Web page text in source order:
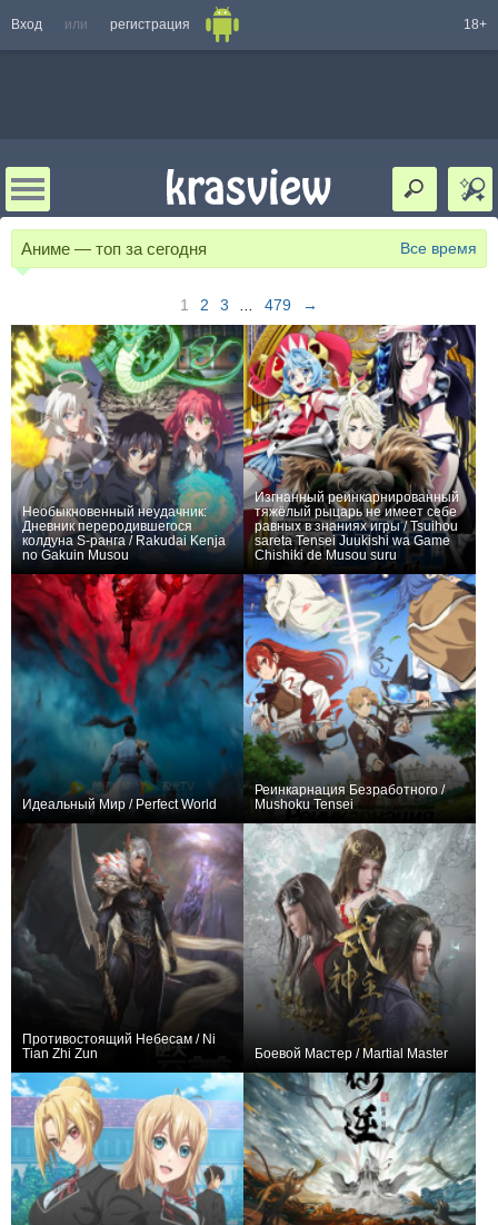
Вход или регистрация 18+
Аниме — топ за сегодня Все время
1 2 3 479 →
Необыкновенный неудачник:
Дневник переродившегося
колдуна S-ранга / Rakudai Kenja
no Gakuin Musou
Изгнанный реинкарнированный
тяжёлый рыцарь не имеет себе
равных в знаниях игры / Tsuihou
sareta Tensei Juukishi wa Game
Chishiki de Musou suru
Идеальный Мир / Perfect World
Реинкарнация Безработного /
Mushoku Tensei
Противостоящий Небесам / Ni
Tian Zhi Zun
Боевой Мастер / Martial Master